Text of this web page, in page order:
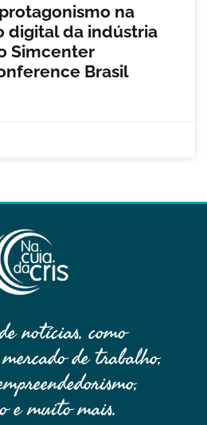
na
digital da indústria
Simcenter
Brasil
notícias, como
de trabalho,
e muito mais.